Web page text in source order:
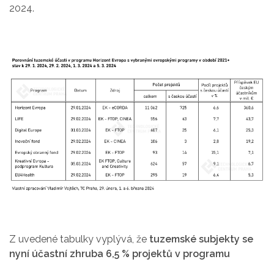
2024.
Z uvedené tabulky vyplývá, že tuzemské subjekty se
nyní účastní zhruba 6,5 % projektů v programu